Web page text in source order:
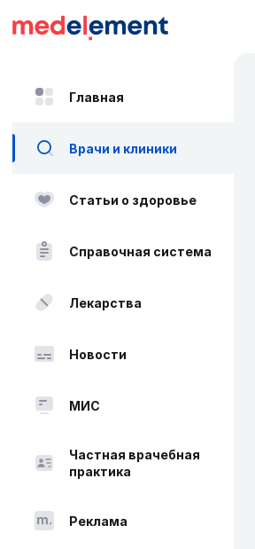
Главная
Врачи и клиники
Статьи о здоровье
Справочная система
Лекарства
Новости
МИС
Частная врачебная
практика
Реклама